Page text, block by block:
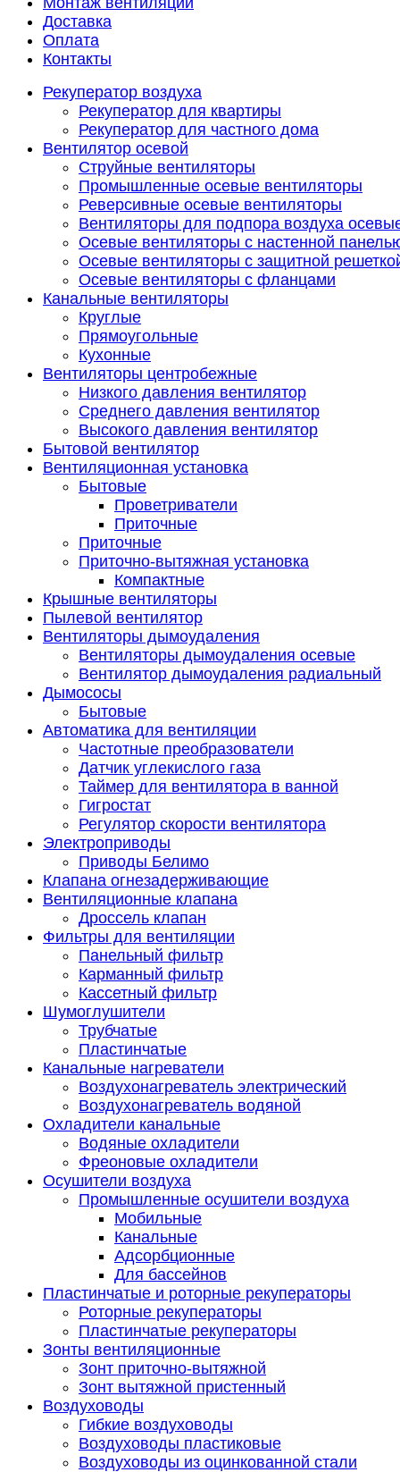
Доставка
Оплата
Контакты
Рекуператор воздуха
Рекуператор для квартиры
Рекуператор для частного дома
Вентилятор осевой
Струйные вентиляторы
Промышленные осевые вентиляторы
Реверсивные осевые вентиляторы
Вентиляторы для подпора воздуха
Осевые вентиляторы с настенной
Осевые вентиляторы с защитной
Осевые вентиляторы с фланцами
Канальные вентиляторы
Круглые
Прямоугольные
Кухонные
Вентиляторы центробежные
Низкого давления вентилятор
Среднего давления вентилятор
Высокого давления вентилятор
Бытовой вентилятор
Вентиляционная установка
Бытовые
Проветриватели
Приточные
Приточные
Приточно-вытяжная установка
Компактные
Крышные вентиляторы
Пылевой вентилятор
Вентиляторы дымоудаления
Вентиляторы дымоудаления осевые
Вентилятор дымоудаления радиальный
Дымососы
Бытовые
Автоматика для вентиляции
Частотные преобразователи
Датчик углекислого газа
Таймер для вентилятора в ванной
Гигростат
Регулятор скорости вентилятора
Электроприводы
Приводы Белимо
Клапана огнезадерживающие
Вентиляционные клапана
Дроссель клапан
Фильтры для вентиляции
Панельный фильтр
Карманный фильтр
Кассетный фильтр
Шумоглушители
Трубчатые
Пластинчатые
Канальные нагреватели
Воздухонагреватель электрический
Воздухонагреватель водяной
Охладители канальные
Водяные охладители
Фреоновые охладители
Осушители воздуха
Промышленные осушители воздуха
Мобильные
Канальные
Адсорбционные
Для бассейнов
Пластинчатые и роторные рекуператоры
Роторные рекуператоры
Пластинчатые рекуператоры
Зонты вентиляционные
Зонт приточно-вытяжной
Зонт вытяжной пристенный
Воздуховоды
Гибкие воздуховоды
Воздуховоды пластиковые
Воздуховоды из оцинкованной стали